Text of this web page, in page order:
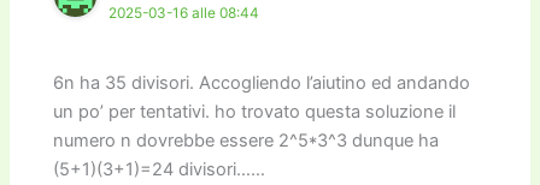
2025-03-16 alle 08:44
6n ha 35 divisori. Accogliendo l’aiutino ed andando
un po’ per tentativi. ho trovato questa soluzione il
numero n dovrebbe essere 2^5*3^3 dunque ha
(5+1)(3+1)=24 divisori……